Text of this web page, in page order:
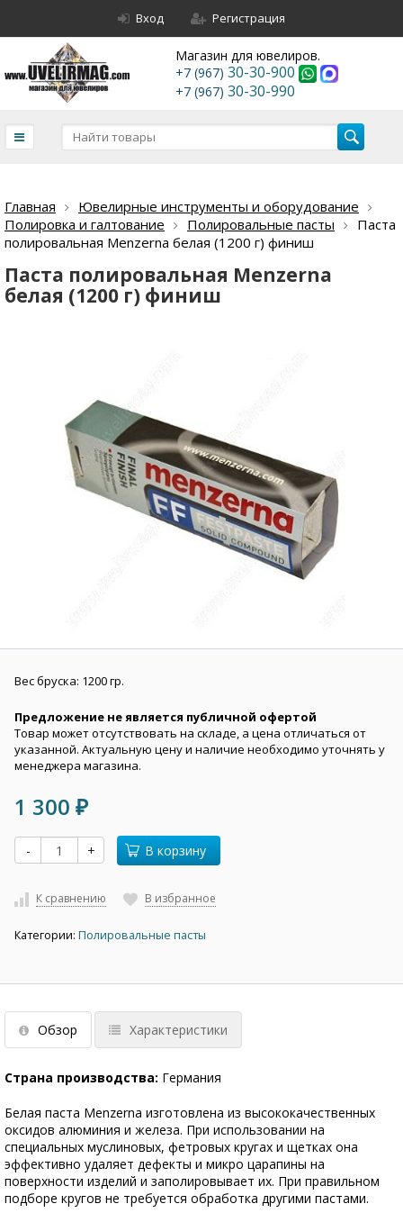
Вход Регистрация
Магазин для ювелиров.
+7 (967) 30-30-900
+7 (967) 30-30-990
Главная
Ювелирные инструменты и оборудование
Полировка и галтование
Полировальные пасты
Паста
полировальная Menzerna белая (1200 г) финиш
Паста полировальная Menzerna
белая (1200 г) финиш
Вес бруска: 1200 гр.
Предложение не является публичной офертой
Товар может отсутствовать на складе, а цена отличаться от
указанной. Актуальную цену и наличие необходимо уточнять у
менеджера магазина.
1 300 ₽
- + В корзину
К сравнению В избранное
Категории: Полировальные пасты
Обзор Характеристики
Страна производства: Германия
Белая паста Menzerna изготовлена из высококачественных
оксидов алюминия и железа. При использовании на
специальных муслиновых, фетровых кругах и щетках она
эффективно удаляет дефекты и микро царапины на
поверхности изделий и заполировывает их. При правильном
подборе кругов не требуется обработка другими пастами.